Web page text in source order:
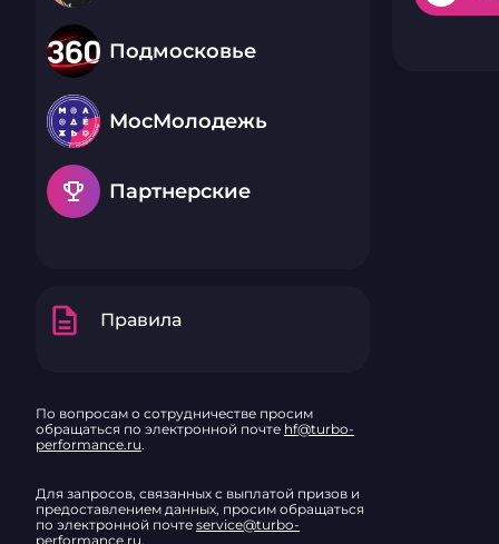
Подмосковье
МосМолодежь
emoji_events Партнерские
description Правила
По вопросам о сотрудничестве просим
обращаться по электронной почте hf@turbo-
performance.ru.
Для запросов, связанных с выплатой призов и
предоставлением данных, просим обращаться
по электронной почте service@turbo-
performance.ru.